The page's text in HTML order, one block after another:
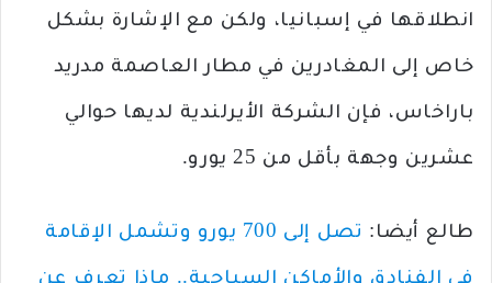
انطلاقها في إسبانيا، ولكن مع الإشارة بشكل
خاص إلى المغادرين في مطار العاصمة مدريد
باراخاس، فإن الشركة الأيرلندية لديها حوالي
عشرين وجهة بأقل من 25 يورو.
طالع أيضا: تصل إلى 700 يورو وتشمل الإقامة